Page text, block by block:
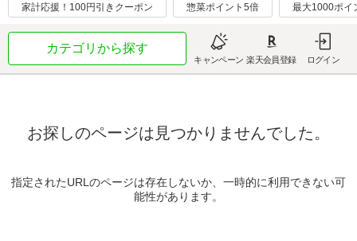
家計応援！100円引きクーポン
惣菜ポイント5倍 最大1000ポイ
カテゴリから探す
キャンペーン 楽天会員登録 ログイン
お探しのページは見つかりませんでした。
指定されたURLのページは存在しないか、一時的に利用できない可
能性があります。